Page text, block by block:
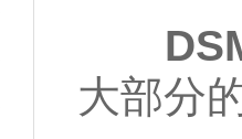
大部分